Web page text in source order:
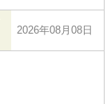
2026年08月08日